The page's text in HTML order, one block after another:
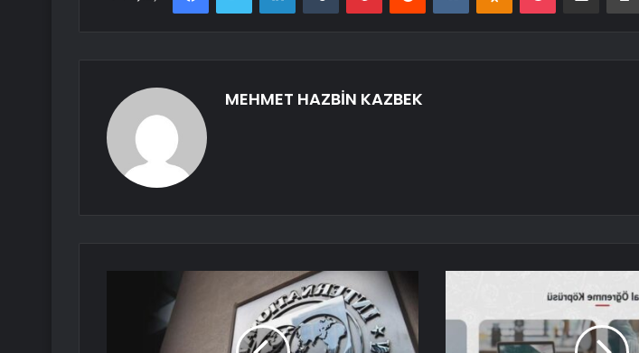
MEHMET HAZBİN KAZBEK